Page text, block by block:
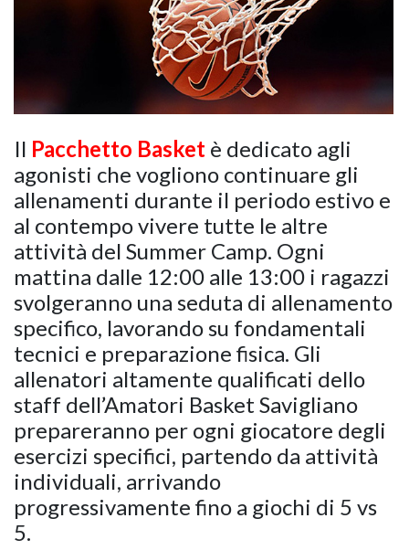
Il Pacchetto Basket è dedicato agli
agonisti che vogliono continuare gli
allenamenti durante il periodo estivo e
al contempo vivere tutte le altre
attività del Summer Camp. Ogni
mattina dalle 12:00 alle 13:00 i ragazzi
svolgeranno una seduta di allenamento
specifico, lavorando su fondamentali
tecnici e preparazione fisica. Gli
allenatori altamente qualificati dello
staff dell’Amatori Basket Savigliano
prepareranno per ogni giocatore degli
esercizi specifici, partendo da attività
individuali, arrivando
progressivamente fino a giochi di 5 vs
5.